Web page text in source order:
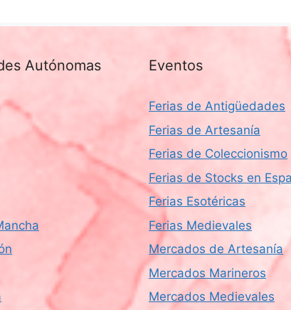
Autónomas Eventos
Ferias de Antigüedades
Ferias de Artesanía
Ferias de Coleccionismo
Ferias de Stocks en
Ferias Esotéricas
Ferias Medievales
Mercados de Artesanía
Mercados Marineros
Mercados Medievales